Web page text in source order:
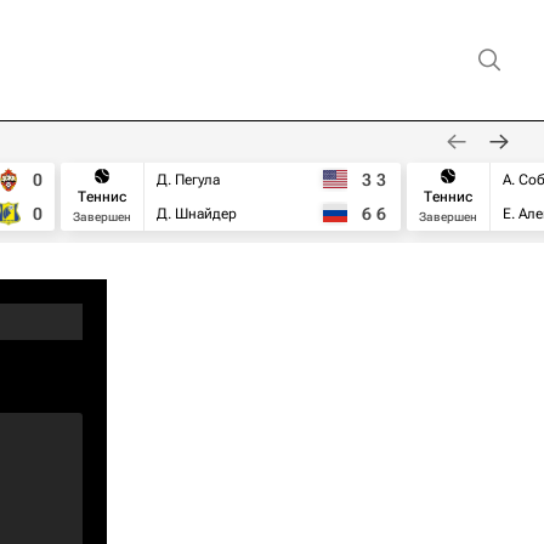
0
0
Теннис
Завершен
Д. Пегула
Д. Шнайдер
3 3
6 6
Теннис
Завершен
А.
Е.